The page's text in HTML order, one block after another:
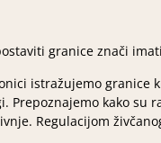
granice znači
istražujemo granice
Prepoznajemo kako su
Regulacijom